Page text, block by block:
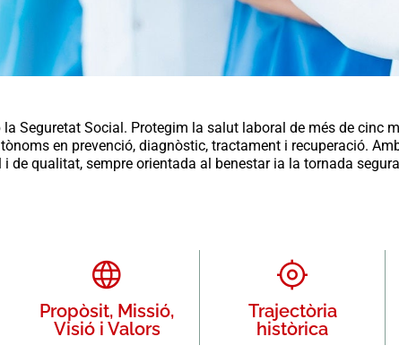
la Seguretat Social. Protegim la salut laboral de més de
en prevenció, diagnòstic, tractament i recuperació.
de qualitat, sempre orientada al benestar ia la tornada
Propòsit, Missió,
Visió i Valors
Trajectòria
històrica